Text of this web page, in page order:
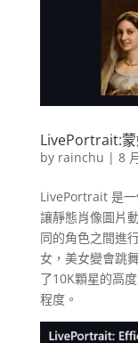
LivePortrait:
by rainchu | 8
LivePortrait 是
讓靜態肖像圖片
同的角色之間進
女，美女變會跳
了10K顆星的高
程度。